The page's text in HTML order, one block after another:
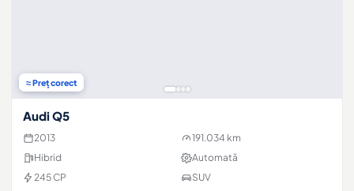
≈ Preț corect
Audi Q5
2013
191.034 km
Hibrid
Automată
245 CP
SUV